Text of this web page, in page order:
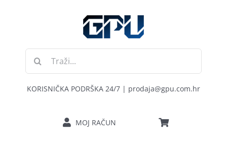
Traži...
KORISNIČKA PODRŠKA 24/7 | prodaja@gpu.com.hr
MOJ RAČUN